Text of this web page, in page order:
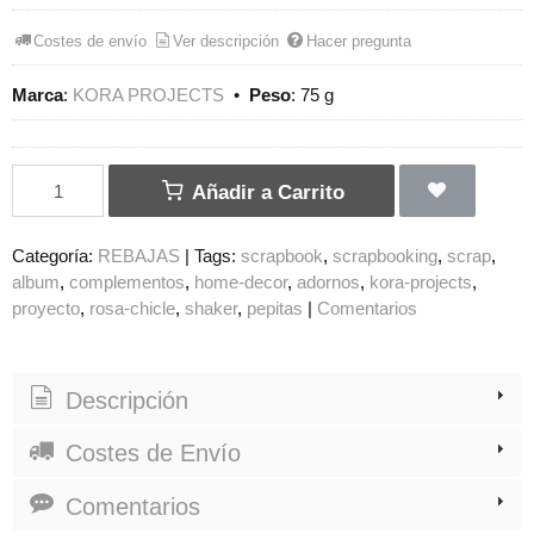
Costes de envío Ver descripción Hacer pregunta
Marca: KORA PROJECTS • Peso: 75 g
Añadir a Carrito
Categoría: REBAJAS Tags: scrapbook scrapbooking scrap
album complementos home-decor adornos
kora-projects
proyecto rosa-chicle shaker pepitas Comentarios
Descripción
Costes de Envío
Comentarios